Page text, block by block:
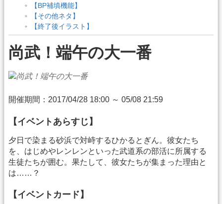
【BP補填機能】
【その他ネタ】
【終了後イラスト】
尚武！端午の大一番
開催期間：2017/04/28 18:00 ～ 05/08 21:59
【イベントあらすじ】
夕日で染まる砂浜で対峙するひかるとぎん。彼女たち
を、はじめやレンレンといった武道系の部活に所属する
生徒たちが囲む。果たして、彼女たちが集まった理由と
は……？
【イベントカード】